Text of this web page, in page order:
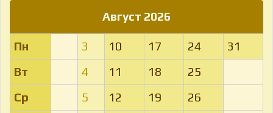
Август 2026
Пн 3 10 17 24
31
Вт
4 11 18
25
Ср
5 12 19 26